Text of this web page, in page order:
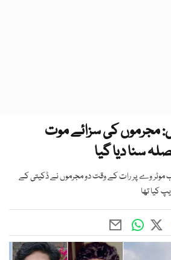
کی سزائے موت
سنا دیا گیا
قریب موٹر وے پر رات کے وقت دو مجرموں نے ڈکیتی کے
کیا تھا